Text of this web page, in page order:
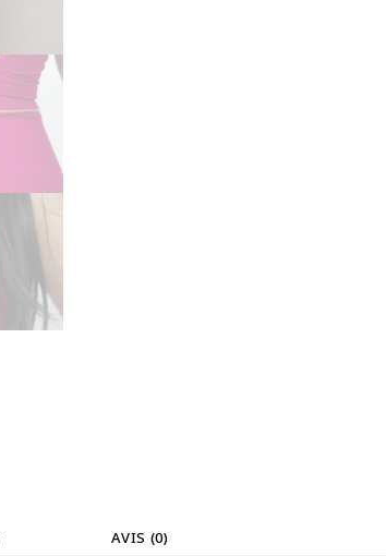
AVIS (0)